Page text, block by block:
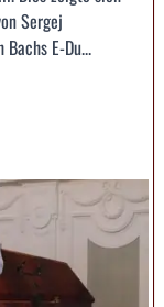
Sergej
E-Du...